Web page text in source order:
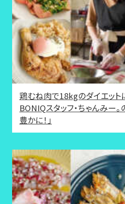
鶏むね肉で18kgのダイエット
BONIQスタッフ・ちゃんみー
豊かに！」